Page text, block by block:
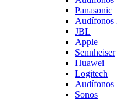
Panasonic
Audífonos
JBL
Apple
Sennheiser
Huawei
Logitech
Audífonos
Sonos